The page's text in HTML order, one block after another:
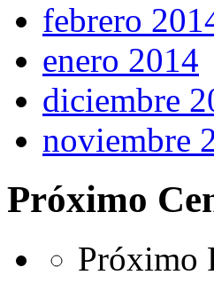
febrero
enero 2014
diciembre
noviembre
Próximo
Próximo